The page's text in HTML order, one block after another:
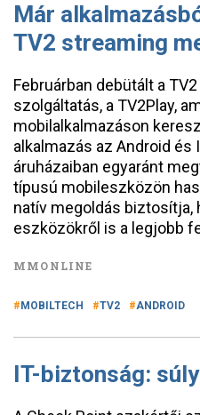
Már
TV2 streaming
Februárban debütált a
szolgáltatás, a TV2Play,
mobilalkalmazáson
alkalmazás az Android és
áruházaiban egyaránt
típusú mobileszközön
natív megoldás biztosítja,
eszközökről is a legjobb
MMONLINE
MOBILTECH TV2 ANDROID
IT-biztonság: